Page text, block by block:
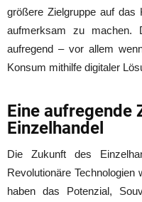
größere Zielgruppe auf das
aufmerksam zu machen.
aufregend – vor allem
Konsum mithilfe digitaler
Eine aufregende
Einzelhandel
Die Zukunft des
Revolutionäre
haben das Potenzial,